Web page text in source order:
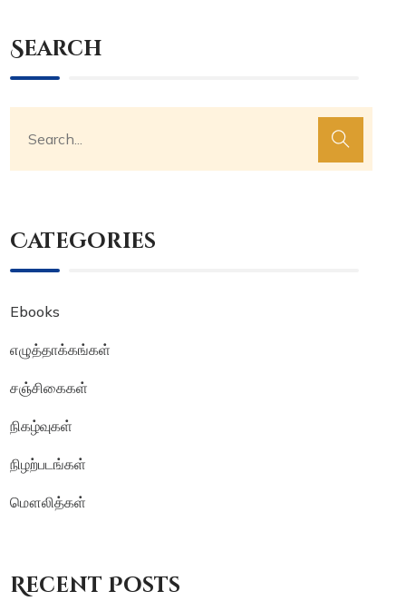
Search
Categories
Ebooks
எழுத்தாக்கங்கள்
சஞ்சிகைகள்
நிகழ்வுகள்
நிழற்படங்கள்
மௌலித்கள்
Recent Posts